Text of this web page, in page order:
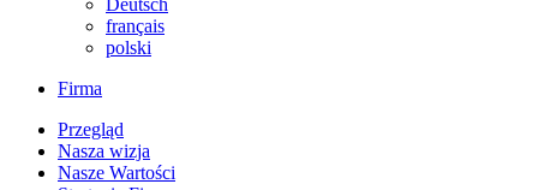
français
polski
Firma
Przegląd
Nasza wizja
Nasze Wartości